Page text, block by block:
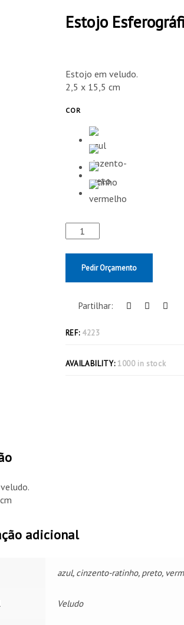
Estojo
Estojo em veludo.
2,5 x 15,5 cm
COR
Pedir Orçamento
Partilhar:
REF: 4223
AVAILABILITY: 1000 in stock
adicional
azul, cinzento-ratinho, preto,
Veludo